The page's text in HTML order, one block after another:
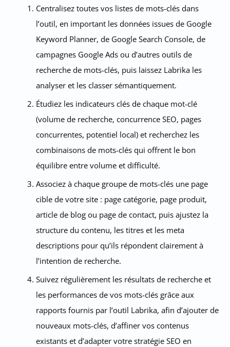
Centralisez toutes vos listes de mots-clés dans
l’outil, en important les données issues de Google
Keyword Planner, de Google Search Console, de
campagnes Google Ads ou d’autres outils de
recherche de mots-clés, puis laissez Labrika les
analyser et les classer sémantiquement.
Étudiez les indicateurs clés de chaque mot-clé
(volume de recherche, concurrence SEO, pages
concurrentes, potentiel local) et recherchez les
combinaisons de mots-clés qui offrent le bon
équilibre entre volume et difficulté.
Associez à chaque groupe de mots-clés une page
cible de votre site : page catégorie, page produit,
article de blog ou page de contact, puis ajustez la
structure du contenu, les titres et les meta
descriptions pour qu’ils répondent clairement à
l’intention de recherche.
Suivez régulièrement les résultats de recherche et
les performances de vos mots-clés grâce aux
rapports fournis par l’outil Labrika, afin d’ajouter de
nouveaux mots-clés, d’affiner vos contenus
existants et d’adapter votre stratégie SEO en